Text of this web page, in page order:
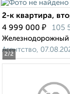
2/2
2-к квартира,
4 999 000 ₽ 105
Железнодорожный
Агентство,